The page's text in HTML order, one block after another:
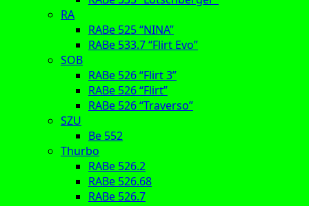
RA
RABe 525 “NINA”
RABe 533.7 “Flirt Evo”
SOB
RABe 526 “Flirt 3”
RABe 526 “Flirt”
RABe 526 “Traverso”
SZU
Be 552
Thurbo
RABe 526.2
RABe 526.68
RABe 526.7